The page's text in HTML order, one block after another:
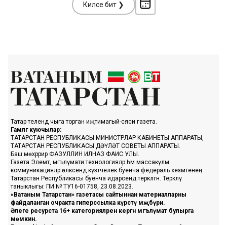
Киләсе бит ❯
Татар телендә чыга торган иҗтимагый-сәяси газета.
Гамәлгә куючылар:
ТАТАРСТАН РЕСПУБЛИКАСЫ МИНИСТРЛАР КАБИНЕТЫ АППАРАТЫ,
ТАТАРСТАН РЕСПУБЛИКАСЫ ДӘҮЛӘТ СОВЕТЫ АППАРАТЫ.
Баш мөхәррир ФАЗУЛЛИН ИЛНАЗ ФАИС УЛЫ.
Газета Элемтә, мәгълүмати технологияләр һәм массакүләм
коммуникацияләр өлкәсендә күзәтчелек буенча федераль хезмәтенең
Татарстан Республикасы буенча идарәсендә теркәлгән. Теркәлү
таныклыгы: ПИ № ТУ16-01758, 23.08.2023.
«Ватаным Татарстан» газетасы сайтыннан материалларны
файдаланган очракта гиперссылка күрсәтү мәҗбүри.
Әлеге ресурста 16+ категорияләренә кергән мәгълүмат булырга
мөмкин.